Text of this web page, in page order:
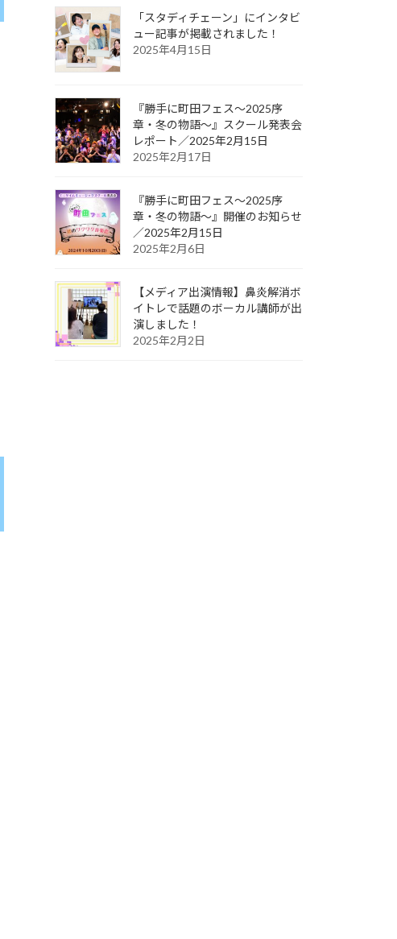
「スタディチェーン」にインタビ
ュー記事が掲載されました！
2025年4月15日
『勝手に町田フェス〜2025序
章・冬の物語〜』スクール発表会
レポート／2025年2月15日
2025年2月17日
『勝手に町田フェス〜2025序
章・冬の物語〜』開催のお知らせ
／2025年2月15日
2025年2月6日
【メディア出演情報】鼻炎解消ボ
イトレで話題のボーカル講師が出
演しました！
2025年2月2日